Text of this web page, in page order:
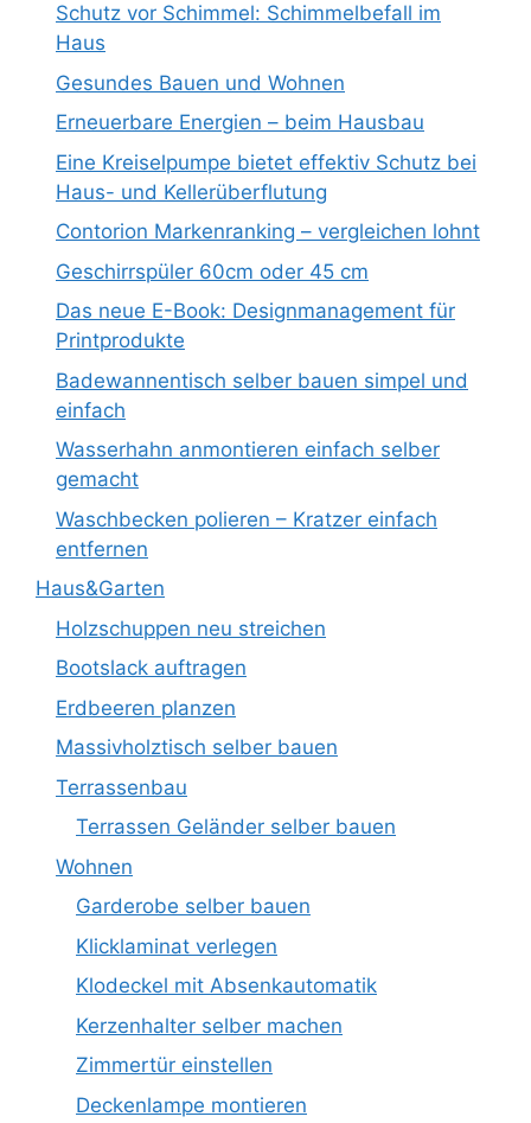
Schutz vor Schimmel: Schimmelbefall im
Haus
Gesundes Bauen und Wohnen
Erneuerbare Energien – beim Hausbau
Eine Kreiselpumpe bietet effektiv Schutz bei
Haus- und Kellerüberflutung
Contorion Markenranking – vergleichen lohnt
Geschirrspüler 60cm oder 45 cm
Das neue E-Book: Designmanagement für
Printprodukte
Badewannentisch selber bauen simpel und
einfach
Wasserhahn anmontieren einfach selber
gemacht
Waschbecken polieren – Kratzer einfach
entfernen
Haus&Garten
Holzschuppen neu streichen
Bootslack auftragen
Erdbeeren planzen
Massivholztisch selber bauen
Terrassenbau
Terrassen Geländer selber bauen
Wohnen
Garderobe selber bauen
Klicklaminat verlegen
Klodeckel mit Absenkautomatik
Kerzenhalter selber machen
Zimmertür einstellen
Deckenlampe montieren